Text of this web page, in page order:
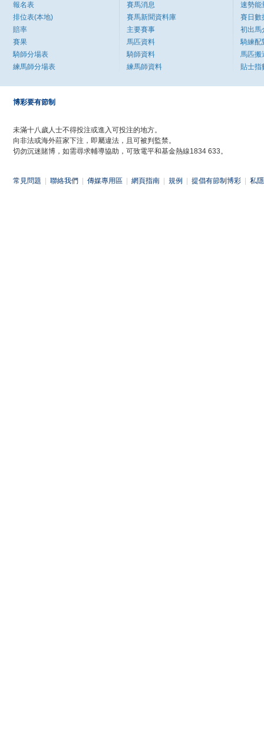
報名表
排位表(本地)
賠率
賽果
騎師分場表
練馬師分場表
賽馬消息
賽馬新聞資料庫
主要賽事
馬匹資料
騎師資料
練馬師資料
速勢能
賽日數
初出馬
騎練配
馬匹搬
貼士指
博彩要有節制
未滿十八歲人士不得投注或進入可投注的地方。
向非法或海外莊家下注，即屬違法，且可被判監禁。
切勿沉迷賭博，如需尋求輔導協助，可致電平和基金熱線1834 633。
常見問題 聯絡我們 傳媒專用區 網頁指南 規例 提倡有節制博彩 私